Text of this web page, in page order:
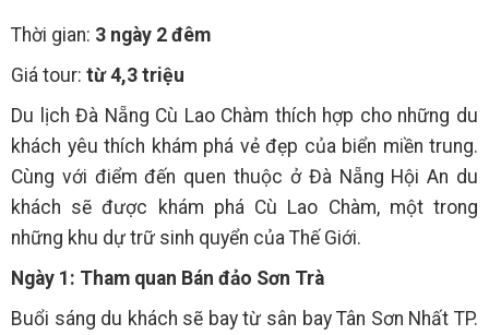
Thời gian: 3 ngày 2 đêm
Giá tour: từ 4,3 triệu
Du lịch Đà Nẵng Cù Lao Chàm thích hợp cho những du
khách yêu thích khám phá vẻ đẹp của biển miền trung.
Cùng với điểm đến quen thuộc ở Đà Nẵng Hội An du
khách sẽ được khám phá Cù Lao Chàm, một trong
những khu dự trữ sinh quyển của Thế Giới.
Ngày 1: Tham quan Bán đảo Sơn Trà
Buổi sáng du khách sẽ bay từ sân bay Tân Sơn Nhất TP.